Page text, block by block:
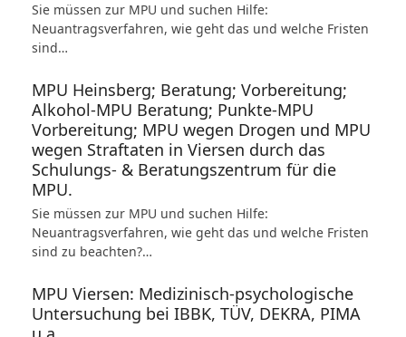
Sie müssen zur MPU und suchen Hilfe:
Neuantragsverfahren, wie geht das und welche Fristen
sind…
MPU Heinsberg; Beratung; Vorbereitung;
Alkohol-MPU Beratung; Punkte-MPU
Vorbereitung; MPU wegen Drogen und MPU
wegen Straftaten in Viersen durch das
Schulungs- & Beratungszentrum für die
MPU.
Sie müssen zur MPU und suchen Hilfe:
Neuantragsverfahren, wie geht das und welche Fristen
sind zu beachten?…
MPU Viersen: Medizinisch-psychologische
Untersuchung bei IBBK, TÜV, DEKRA, PIMA